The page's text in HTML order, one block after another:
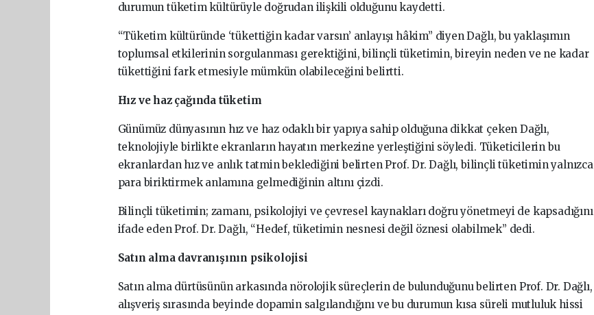
durumun tüketim kültürüyle doğrudan ilişkili olduğunu kaydetti.
“Tüketim kültüründe ‘tükettiğin kadar varsın’ anlayışı hâkim” diyen Dağlı, bu yaklaşımın
toplumsal etkilerinin sorgulanması gerektiğini, bilinçli tüketimin, bireyin neden ve ne kadar
tükettiğini fark etmesiyle mümkün olabileceğini belirtti.
Hız ve haz çağında tüketim
Günümüz dünyasının hız ve haz odaklı bir yapıya sahip olduğuna dikkat çeken Dağlı,
teknolojiyle birlikte ekranların hayatın merkezine yerleştiğini söyledi. Tüketicilerin bu
ekranlardan hız ve anlık tatmin beklediğini belirten Prof. Dr. Dağlı, bilinçli tüketimin yalnızca
para biriktirmek anlamına gelmediğinin altını çizdi.
Bilinçli tüketimin; zamanı, psikolojiyi ve çevresel kaynakları doğru yönetmeyi de kapsadığını
ifade eden Prof. Dr. Dağlı, “Hedef, tüketimin nesnesi değil öznesi olabilmek” dedi.
Satın alma davranışının psikolojisi
Satın alma dürtüsünün arkasında nörolojik süreçlerin de bulunduğunu belirten Prof. Dr. Dağlı,
alışveriş sırasında beyinde dopamin salgılandığını ve bu durumun kısa süreli mutluluk hissi